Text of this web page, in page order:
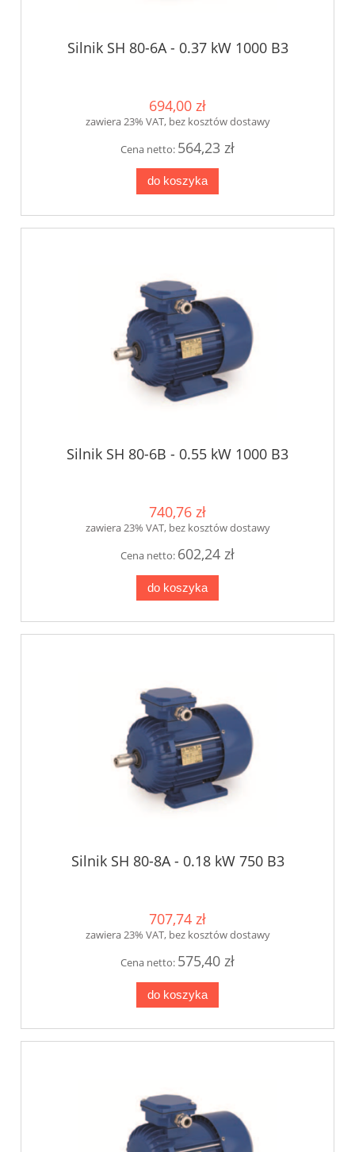
Silnik SH 80-6A - 0.37 kW 1000 B3
694,00 zł
zawiera 23% VAT, bez kosztów dostawy
Cena netto: 564,23 zł
do koszyka
Silnik SH 80-6B - 0.55 kW 1000 B3
740,76 zł
zawiera 23% VAT, bez kosztów dostawy
Cena netto: 602,24 zł
do koszyka
Silnik SH 80-8A - 0.18 kW 750 B3
707,74 zł
zawiera 23% VAT, bez kosztów dostawy
Cena netto: 575,40 zł
do koszyka